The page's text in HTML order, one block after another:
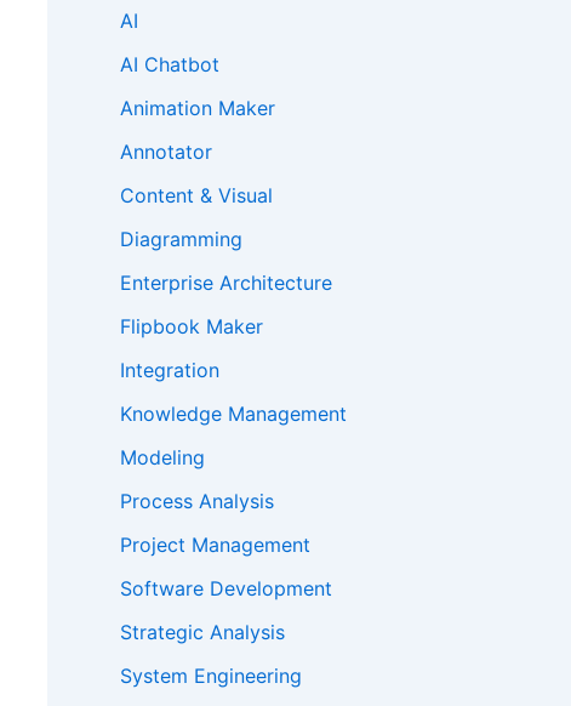
AI
AI Chatbot
Animation Maker
Annotator
Content & Visual
Diagramming
Enterprise Architecture
Flipbook Maker
Integration
Knowledge Management
Modeling
Process Analysis
Project Management
Software Development
Strategic Analysis
System Engineering